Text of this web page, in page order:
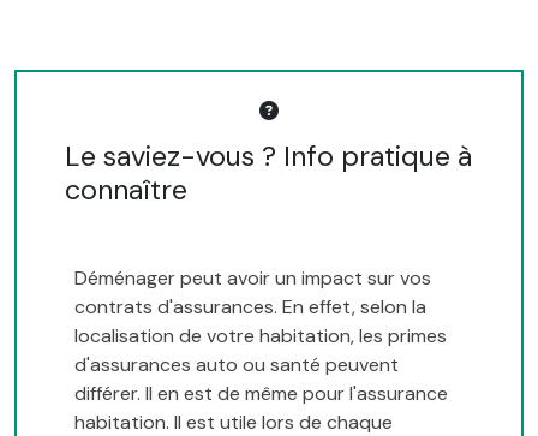
Le saviez-vous ? Info pratique à
connaître
Déménager peut avoir un impact sur vos
contrats d'assurances. En effet, selon la
localisation de votre habitation, les primes
d'assurances auto ou santé peuvent
différer. Il en est de même pour l'assurance
habitation. Il est utile lors de chaque